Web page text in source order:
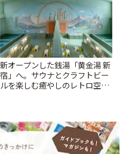
新オープンした銭湯「黄金湯 新
宿」へ。サウナとクラフトビー
ルを楽しむ癒やしのレトロ空間